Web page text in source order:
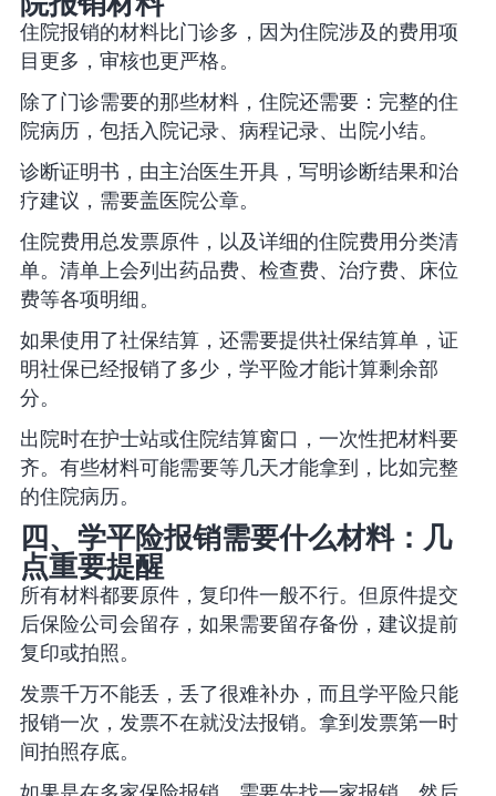
住院报销的材料比门诊多，因为住院涉及的费用项
目更多，审核也更严格。
除了门诊需要的那些材料，住院还需要：完整的住
院病历，包括入院记录、病程记录、出院小结。
诊断证明书，由主治医生开具，写明诊断结果和治
疗建议，需要盖医院公章。
住院费用总发票原件，以及详细的住院费用分类清
单。清单上会列出药品费、检查费、治疗费、床位
费等各项明细。
如果使用了社保结算，还需要提供社保结算单，证
明社保已经报销了多少，学平险才能计算剩余部
分。
出院时在护士站或住院结算窗口，一次性把材料要
齐。有些材料可能需要等几天才能拿到，比如完整
的住院病历。
四、学平险报销需要什么材料：几
点重要提醒
所有材料都要原件，复印件一般不行。但原件提交
后保险公司会留存，如果需要留存备份，建议提前
复印或拍照。
发票千万不能丢，丢了很难补办，而且学平险只能
报销一次，发票不在就没法报销。拿到发票第一时
间拍照存底。